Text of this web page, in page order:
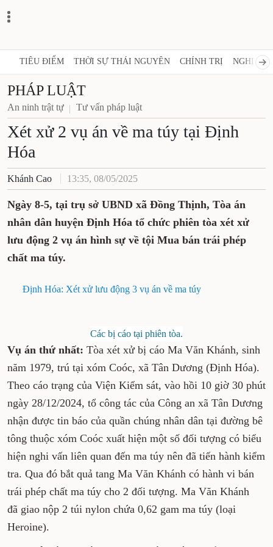
TIÊU ĐIỂM THỜI SỰ THÁI NGUYÊN CHÍNH TRỊ NGHỊ
PHÁP LUẬT
An ninh trật tự Tư vấn pháp luật
Xét xử 2 vụ án về ma túy tại
Định Hóa
Khánh Cao 13:35, 08/05/2025
Ngày 8-5, tại trụ sở UBND xã Đồng Thịnh, Tòa
án nhân dân huyện Định Hóa tổ chức phiên
tòa xét xử lưu động 2 vụ án hình sự về tội
Mua bán trái phép chất ma túy.
Định Hóa: Xét xử lưu động 3 vụ án về ma túy
Các bị cáo tại phiên tòa.
Vụ án thứ nhất:Tòa xét xử bị cáo Ma Văn
Khánh, sinh năm 1979, trú tại xóm Coóc, xã Tân
Dương (Định Hóa). Theo cáo trạng của Viện
Kiểm sát, vào hồi 10 giờ 30 phút ngày
28/12/2024, tổ công tác của Công an xã Tân
Dương nhận được tin báo của quần chúng nhân
dân tại đường bê tông thuộc xóm Coóc xuất
hiện một số đối tượng có biểu hiện nghi vấn
liên quan đến ma túy nên đã tiến hành kiểm
tra. Qua đó bắt quả tang Ma Văn Khánh có hành
vi bán trái phép chất ma túy cho 2 đối tượng.